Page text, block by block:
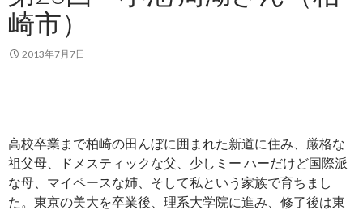
崎市）
2013年7月7日
高校卒業まで柏崎の田んぼに囲まれた新道に住み、厳格な
祖父母、ドメスティックな父、少しミー ハーだけど国際派
な母、マイペースな姉、そして私という家族で育ちまし
た。東京の美大を卒業後、理系大学院に進み、修了後は東